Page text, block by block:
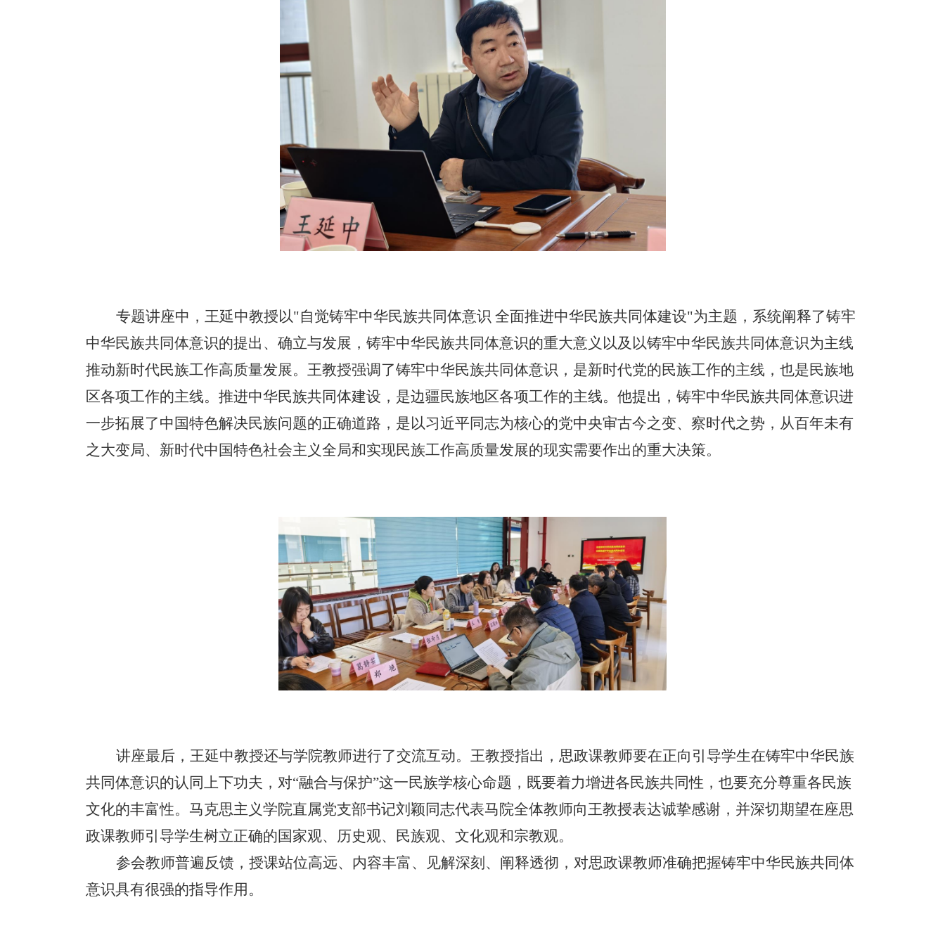
专题讲座中，王延中教授以"自觉铸牢中华民族共同体意识 全面推进中华民族共同体建设"为主题，系统阐释了铸牢
中华民族共同体意识的提出、确立与发展，铸牢中华民族共同体意识的重大意义以及以铸牢中华民族共同体意识为主线
推动新时代民族工作高质量发展。王教授强调了铸牢中华民族共同体意识，是新时代党的民族工作的主线，也是民族地
区各项工作的主线。推进中华民族共同体建设，是边疆民族地区各项工作的主线。他提出，铸牢中华民族共同体意识进
一步拓展了中国特色解决民族问题的正确道路，是以习近平同志为核心的党中央审古今之变、察时代之势，从百年未有
之大变局、新时代中国特色社会主义全局和实现民族工作高质量发展的现实需要作出的重大决策。
讲座最后，王延中教授还与学院教师进行了交流互动。王教授指出，思政课教师要在正向引导学生在铸牢中华民族
共同体意识的认同上下功夫，对“融合与保护”这一民族学核心命题，既要着力增进各民族共同性，也要充分尊重各民族
文化的丰富性。马克思主义学院直属党支部书记刘颖同志代表马院全体教师向王教授表达诚挚感谢，并深切期望在座思
政课教师引导学生树立正确的国家观、历史观、民族观、文化观和宗教观。
参会教师普遍反馈，授课站位高远、内容丰富、见解深刻、阐释透彻，对思政课教师准确把握铸牢中华民族共同体
意识具有很强的指导作用。